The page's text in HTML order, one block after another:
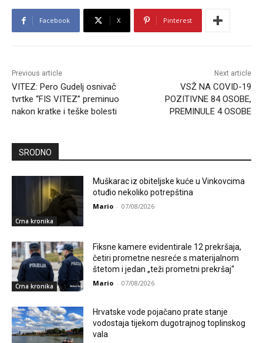
Facebook X Pinterest
Previous article
VITEZ: Pero Gudelj osnivač
tvrtke “FIS VITEZ” preminuo
nakon kratke i teške bolesti
Next article
VSŽ NA COVID-19
POZITIVNE 84 OSOBE,
PREMINULE 4 OSOBE
SRODNO
Crna kronika
Muškarac iz obiteljske kuće u Vinkovcima
otuđio nekoliko potrepština
Mario - 07/08/2026
Crna kronika
Fiksne kamere evidentirale 12 prekršaja,
četiri prometne nesreće s materijalnom
štetom i jedan „teži prometni prekršaj“
Mario - 07/08/2026
Hrvatske vode pojačano prate stanje
vodostaja tijekom dugotrajnog toplinskog
vala